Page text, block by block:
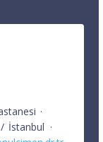
·
/ İstanbul ·